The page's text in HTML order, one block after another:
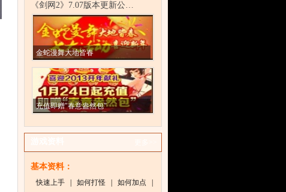
《剑网2》7.07版本更新公…
金蛇漫舞大地皆春
充值即赠"春意盎然包"
基本资料：
快速上手 如何打怪 如何加点